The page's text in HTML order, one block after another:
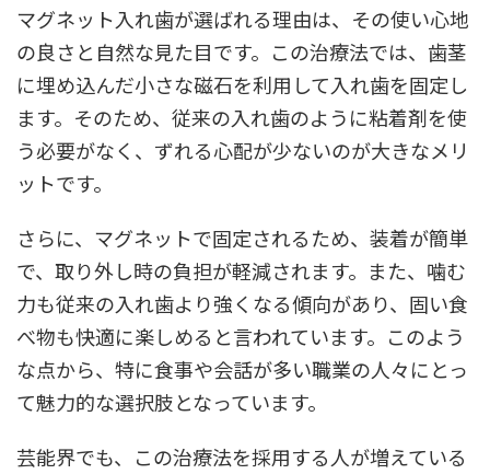
マグネット入れ歯が選ばれる理由は、その使い心地
の良さと自然な見た目です。この治療法では、歯茎
に埋め込んだ小さな磁石を利用して入れ歯を固定し
ます。そのため、従来の入れ歯のように粘着剤を使
う必要がなく、ずれる心配が少ないのが大きなメリ
ットです。
さらに、マグネットで固定されるため、装着が簡単
で、取り外し時の負担が軽減されます。また、噛む
力も従来の入れ歯より強くなる傾向があり、固い食
べ物も快適に楽しめると言われています。このよう
な点から、特に食事や会話が多い職業の人々にとっ
て魅力的な選択肢となっています。
芸能界でも、この治療法を採用する人が増えている